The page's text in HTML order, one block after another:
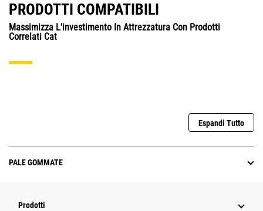
PRODOTTI COMPATIBILI
Massimizza L'investimento In Attrezzatura Con Prodotti
Correlati Cat
Espandi Tutto
PALE GOMMATE
Prodotti